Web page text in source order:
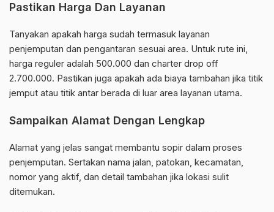
Pastikan Harga Dan Layanan
Tanyakan apakah harga sudah termasuk layanan
penjemputan dan pengantaran sesuai area. Untuk rute ini,
harga reguler adalah 500.000 dan charter drop off
2.700.000. Pastikan juga apakah ada biaya tambahan jika titik
jemput atau titik antar berada di luar area layanan utama.
Sampaikan Alamat Dengan Lengkap
Alamat yang jelas sangat membantu sopir dalam proses
penjemputan. Sertakan nama jalan, patokan, kecamatan,
nomor yang aktif, dan detail tambahan jika lokasi sulit
ditemukan.